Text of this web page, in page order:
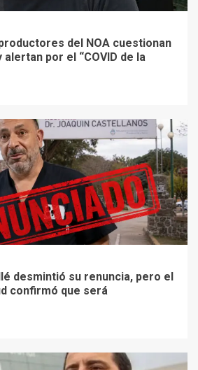
del NOA cuestionan
alertan por el “COVID de la
desmintió su renuncia, pero el
confirmó que será